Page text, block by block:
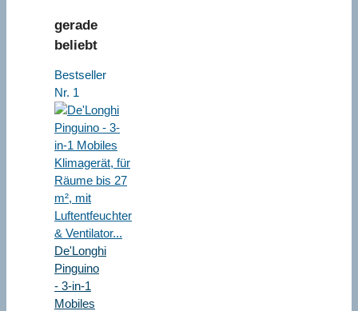
gerade
beliebt
Bestseller
Nr. 1
De'Longhi
Pinguino
- 3-in-1
Mobiles